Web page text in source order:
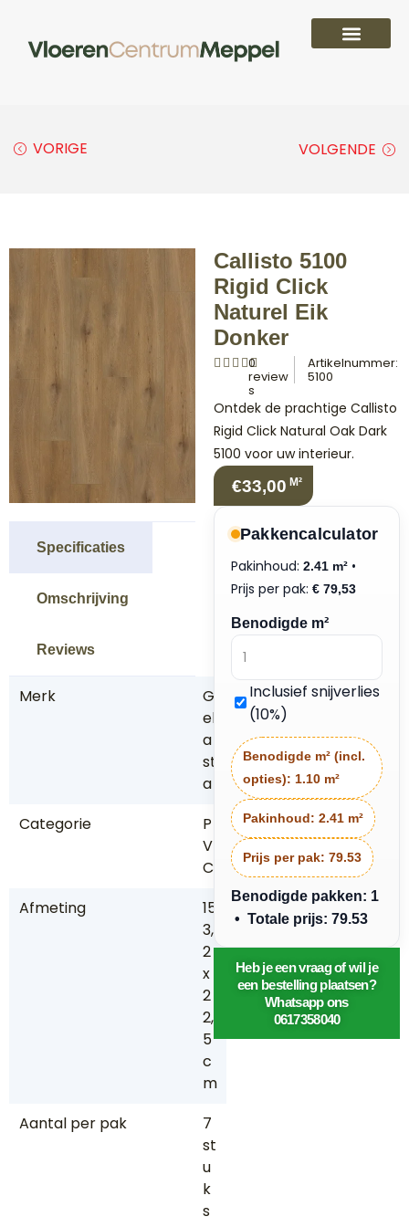
VORIGE VOLGENDE
Specificaties
Omschrijving
Reviews
Merk
G
el
a
st
a
Categorie
P
V
C
Afmeting
15
3,
2
x
2
2,
5
c
m
Aantal per pak
7
st
u
k
s
Callisto 5100
Rigid Click
Naturel Eik
Donker
0
review
s
Artikelnummer:
5100
Ontdek de prachtige Callisto
Rigid Click Natural Oak Dark
5100 voor uw interieur.
€33,00 M²
Pakkencalculator
Pakinhoud: 2.41 m² •
Prijs per pak: € 79,53
Benodigde m²
Inclusief snijverlies
(10%)
Benodigde m² (incl.
opties): 1.10 m²
Pakinhoud: 2.41 m²
Prijs per pak: 79.53
Benodigde pakken: 1
• Totale prijs: 79.53
Heb je een vraag of wil je
een bestelling plaatsen?
Whatsapp ons
0617358040